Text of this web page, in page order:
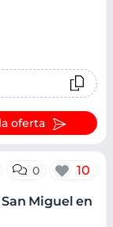
oferta
0 10
Miguel en